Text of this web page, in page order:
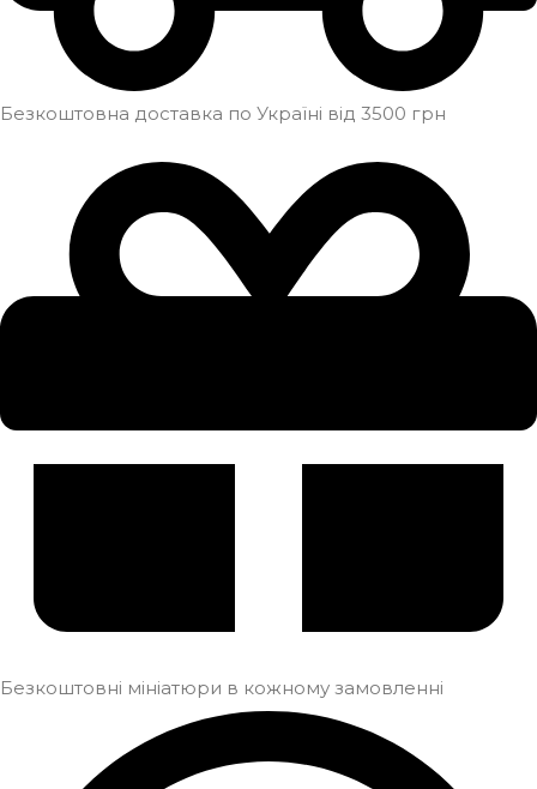
Безкоштовна доставка по Україні від 3500 грн
Безкоштовні мініатюри в кожному замовленні